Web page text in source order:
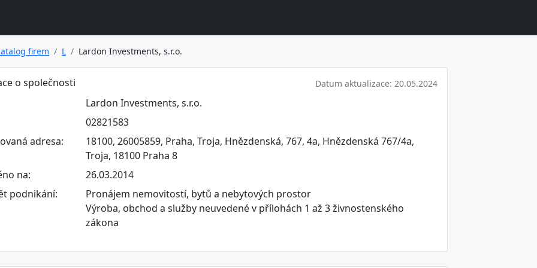
firem L Lardon Investments, s.r.o.
o společnosti Datum aktualizace: 20.05.2024
Lardon Investments, s.r.o.
02821583
adresa:
18100, 26005859, Praha, Troja, Hnězdenská, 767, 4a, Hnězdenská 767/4a,
Troja, 18100 Praha 8
na:
26.03.2014
podnikání:
Pronájem nemovitostí, bytů a nebytových prostor
Výroba, obchod a služby neuvedené v přílohách 1 až 3 živnostenského
zákona